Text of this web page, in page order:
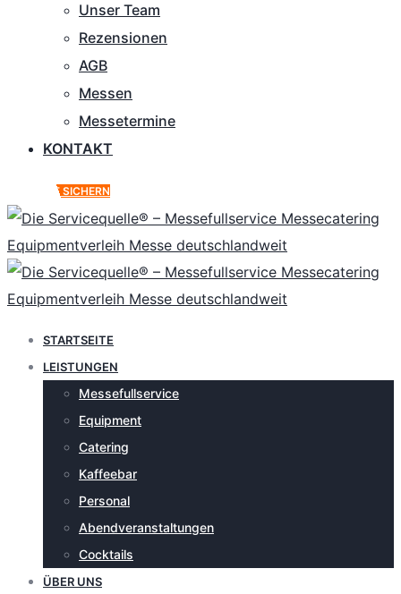
Unser Team
Rezensionen
AGB
Messen
Messetermine
KONTAKT
ANGEBOT SICHERN
STARTSEITE
LEISTUNGEN
Messefullservice
Equipment
Catering
Kaffeebar
Personal
Abendveranstaltungen
Cocktails
ÜBER UNS